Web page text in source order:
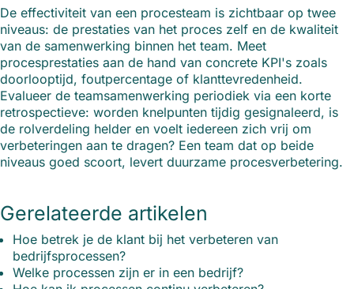
De effectiviteit van een procesteam is zichtbaar op twee
niveaus: de prestaties van het proces zelf en de kwaliteit
van de samenwerking binnen het team. Meet
procesprestaties aan de hand van concrete KPI's zoals
doorlooptijd, foutpercentage of klanttevredenheid.
Evalueer de teamsamenwerking periodiek via een korte
retrospectieve: worden knelpunten tijdig gesignaleerd, is
de rolverdeling helder en voelt iedereen zich vrij om
verbeteringen aan te dragen? Een team dat op beide
niveaus goed scoort, levert duurzame procesverbetering.
Gerelateerde artikelen
Hoe betrek je de klant bij het verbeteren van
bedrijfsprocessen?
Welke processen zijn er in een bedrijf?